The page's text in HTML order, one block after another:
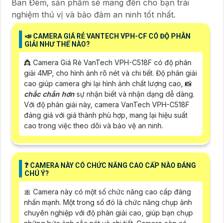
Ban Ðêm, sản phẩm sẽ mang đến cho bạn trải
nghiệm thú vị và bảo đảm an ninh tốt nhất.
📣 CAMERA GIÁ RẺ VANTECH VPH-CF CÓ ĐỘ PHÂN
GIẢI NHƯ THẾ NÀO?
👸 Camera Giá Rẻ VanTech VPH-C518F có độ phân
giải 4MP, cho hình ảnh rõ nét và chi tiết. Độ phân giải
cao giúp camera ghi lại hình ảnh chất lượng cao, 📸
chắc chắn hơn sự nhận biết và nhận dạng dễ dàng.
Với độ phân giải này, camera VanTech VPH-C518F
đáng giá với giá thành phù hợp, mang lại hiệu suất
cao trong việc theo dõi và bảo vệ an ninh.
❓ CAMERA NÀY CÓ CHỨC NĂNG CAO CẤP NÀO ĐÁNG
CHÚ Ý?
🎀 Camera này có một số chức năng cao cấp đáng
nhấn mạnh. Một trong số đó là chức năng chụp ảnh
chuyên nghiệp với độ phân giải cao, giúp bạn chụp